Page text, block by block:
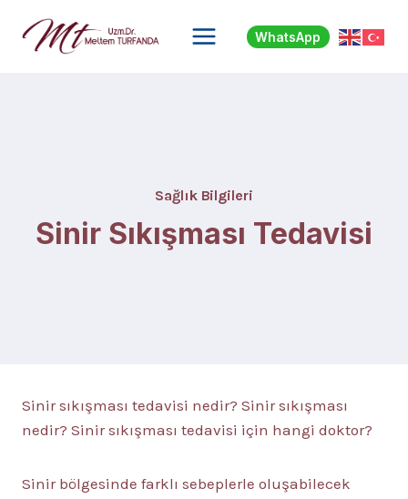
WhatsApp
Sağlık Bilgileri
Sinir Sıkışması Tedavisi
Sinir sıkışması tedavisi nedir? Sinir sıkışması
nedir? Sinir sıkışması tedavisi için hangi doktor?
Sinir bölgesinde farklı sebeplerle oluşabilecek